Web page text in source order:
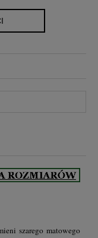
szarego matowego